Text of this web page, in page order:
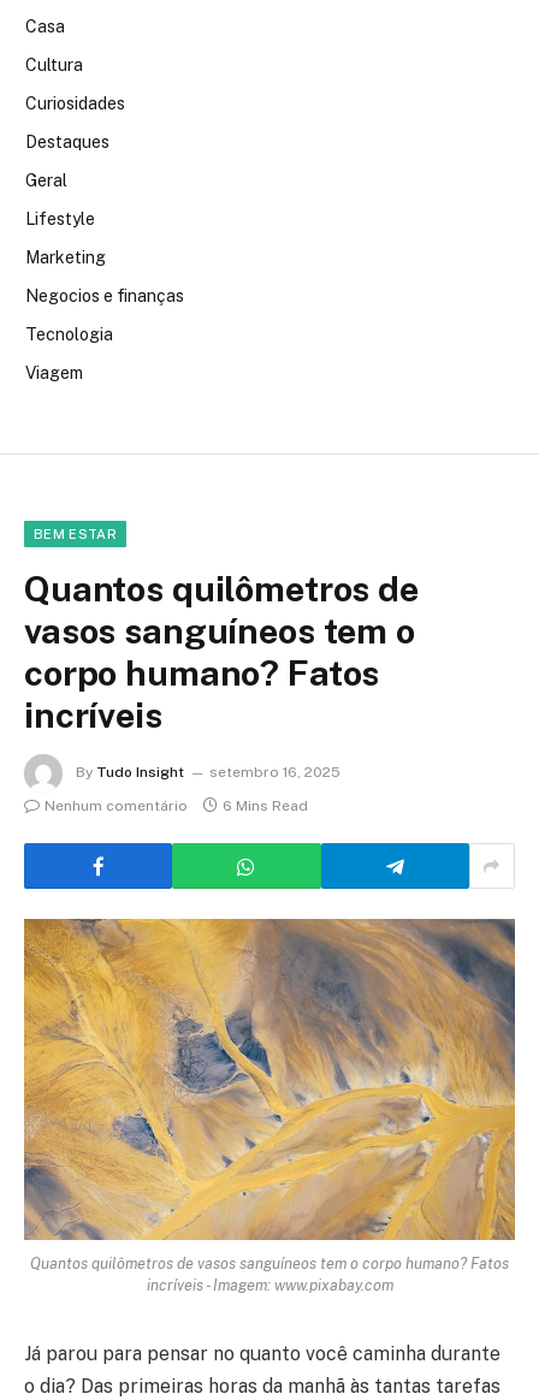
Casa
Cultura
Curiosidades
Destaques
Geral
Lifestyle
Marketing
Negocios e finanças
Tecnologia
Viagem
BEM ESTAR
Quantos quilômetros de
vasos sanguíneos tem o
corpo humano? Fatos
incríveis
By Tudo Insight
setembro 16, 2025
Nenhum comentário
6 Mins Read
Quantos quilômetros de vasos sanguíneos tem o corpo humano? Fatos
incríveis - Imagem: www.pixabay.com
Já parou para pensar no quanto você caminha durante
o dia? Das primeiras horas da manhã às tantas tarefas